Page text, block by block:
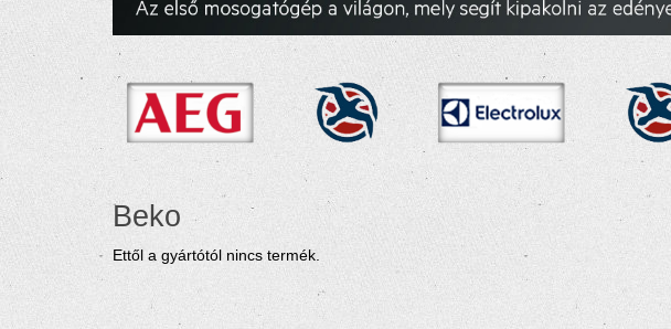
Beko
Ettől a gyártótól nincs termék.